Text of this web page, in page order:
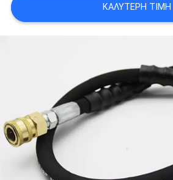
ΖΗΤΉΣΤΕ
SITEMAP
PRIVACY
POLICY
ΚΑΛΎΤΕΡΗ ΤΙΜΉ